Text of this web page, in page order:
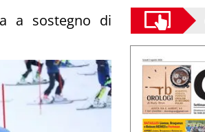
a sostegno di